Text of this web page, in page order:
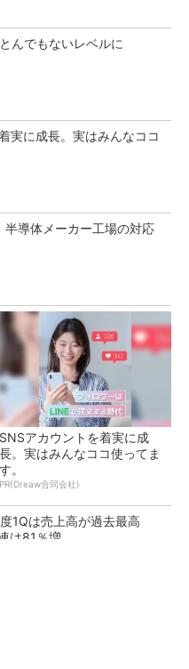
んでもないレベルに
実に成長。実はみんなココ
導体メーカー工場の対応
SNSアカウントを着実に成
長。実はみんなココ使ってま
す。
PR(Dreaw合同会社)
1Qは売上高が過去最高
は81％増